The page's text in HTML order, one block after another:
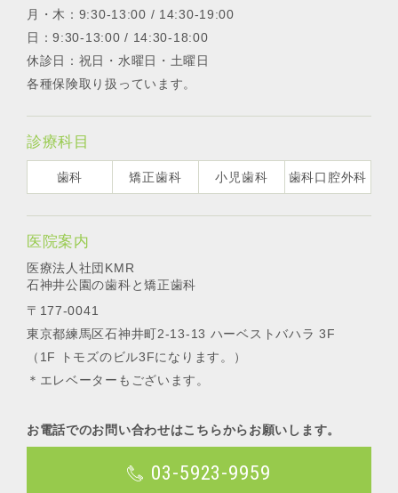
月・木：9:30-13:00 / 14:30-19:00
日：9:30-13:00 / 14:30-18:00
休診日：祝日・水曜日・土曜日
各種保険取り扱っています。
診療科目
歯科 矯正歯科 小児歯科 歯科口腔外科
医院案内
医療法人社団KMR
石神井公園の歯科と矯正歯科
〒177-0041
東京都練馬区石神井町2-13-13 ハーベストバハラ 3F
（1F トモズのビル3Fになります。）
＊エレベーターもございます。
お電話でのお問い合わせはこちらからお願いします。
03-5923-9959